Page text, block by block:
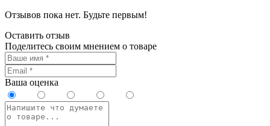
Отзывов пока нет. Будьте первым!
Оставить отзыв
Поделитесь своим мнением о товаре
Ваша оценка